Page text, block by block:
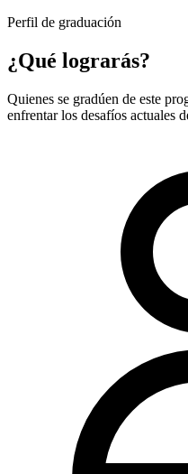
Perfil de graduación
¿Qué lograrás?
Quienes se gradúen de este
enfrentar los desafíos actuales